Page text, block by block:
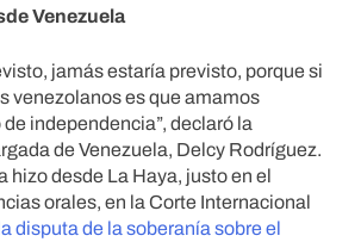
Venezuela
jamás estaría previsto, porque si
venezolanos es que amamos
independencia”, declaró la
de Venezuela, Delcy Rodríguez.
hizo desde La Haya, justo en el
orales, en la Corte Internacional
disputa de la soberanía sobre el